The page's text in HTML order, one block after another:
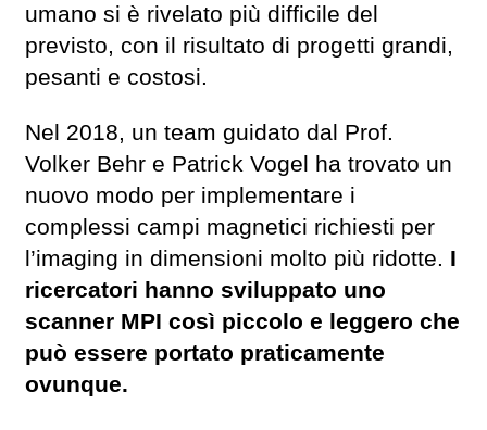
umano si è rivelato più difficile del
previsto, con il risultato di progetti grandi,
pesanti e costosi.
Nel 2018, un team guidato dal Prof.
Volker Behr e Patrick Vogel ha trovato un
nuovo modo per implementare i
complessi campi magnetici richiesti per
l’imaging in dimensioni molto più ridotte. I
ricercatori hanno sviluppato uno
scanner MPI così piccolo e leggero che
può essere portato praticamente
ovunque.